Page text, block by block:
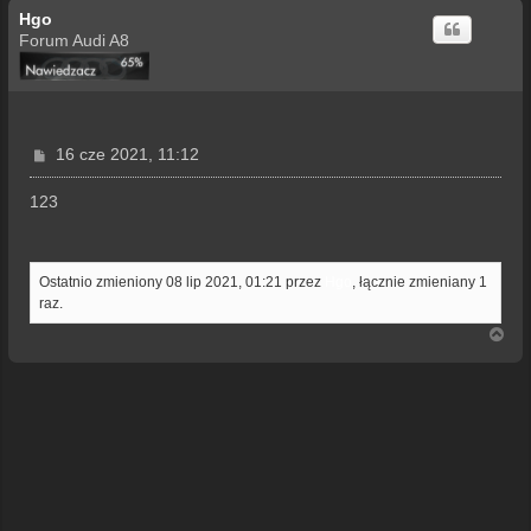
Hgo
Forum Audi A8
P
o
s
16 cze 2021, 11:12
123
Ostatnio zmieniony 08 lip 2021, 01:21 przez
, łącznie zmieniany 1
raz.